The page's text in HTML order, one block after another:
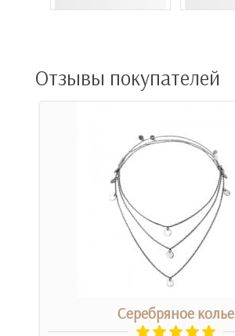
Отзывы покупателей
Серебряное колье